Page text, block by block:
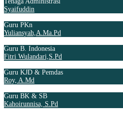
Syaifuddin
Guru PKn
Yuliansyah,A.Ma.Pd
Guru B. Indonesia
Fitri Wulandari,S.Pd
Guru KJD & Pemdas
Roy, A.Md
Guru BK & SB
Kahoirunnisa, S.Pd